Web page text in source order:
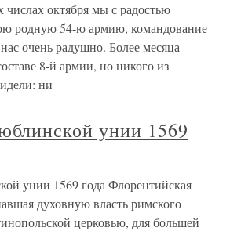
числах октября мы с радостью
родную 54-ю армию, командование
очень радушно. Более месяца
8-й армии, но никого из
ни
унии 1569
унии 1569 года Флорентийская
духовную власть римского
церковью, для большей